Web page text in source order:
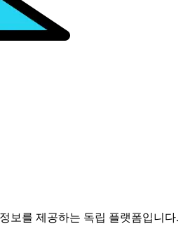
정보를 제공하는 독립 플랫폼입니다.